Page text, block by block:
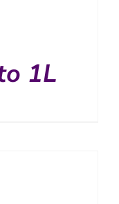
1L